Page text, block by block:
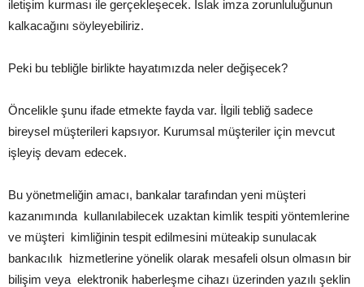
iletişim kurması ile gerçekleşecek. Islak imza zorunluluğunun
kalkacağını söyleyebiliriz.
Peki bu tebliğle birlikte hayatımızda neler değişecek?
Öncelikle şunu ifade etmekte fayda var. İlgili tebliğ sadece
bireysel müşterileri kapsıyor. Kurumsal müşteriler için mevcut
işleyiş devam edecek.
Bu yönetmeliğin amacı, bankalar tarafından yeni müşteri
kazanımında kullanılabilecek uzaktan kimlik tespiti yöntemlerine
ve müşteri kimliğinin tespit edilmesini müteakip sunulacak
bankacılık hizmetlerine yönelik olarak mesafeli olsun olmasın bir
bilişim veya elektronik haberleşme cihazı üzerinden yazılı şeklin